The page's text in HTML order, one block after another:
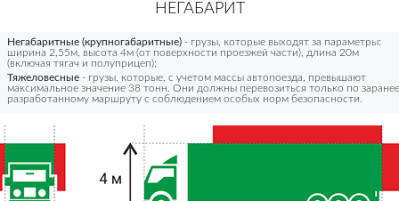
НЕГАБАРИТ
Негабаритные (крупногабаритные) - грузы, которые выходят за параметры:
ширина 2,55м, высота 4м (от поверхности проезжей части), длина 20м
(включая тягач и полуприцеп);
Тяжеловесные - грузы, которые, с учетом массы автопоезда, превышают
максимальное значение 38 тонн. Они должны перевозиться только по заранее
разработанному маршруту с соблюдением особых норм безопасности.